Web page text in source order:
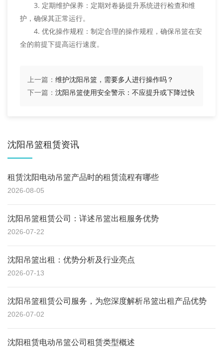
3. 定期维护保养：定期对卷扬提升系统进行检查和维
护，确保其正常运行。
4. 优化操作规程：制定合理的操作规程，确保吊篮在安
全的前提下提高运行速度。
上一篇： 维护沈阳吊篮，需要多人进行操作吗？
下一篇： 沈阳吊篮使用安全警示：不应提升或下降过快
沈阳吊篮租赁资讯
租赁沈阳电动吊篮产品时的租赁流程有哪些
2026-08-05
沈阳吊篮租赁公司：详述吊篮出租服务优势
2026-07-22
沈阳吊篮出租：优势分析及行业亮点
2026-07-13
沈阳吊篮租赁公司服务，为您深度解析吊篮出租产品优势
2026-07-02
沈阳租赁电动吊篮公司租赁类型概述